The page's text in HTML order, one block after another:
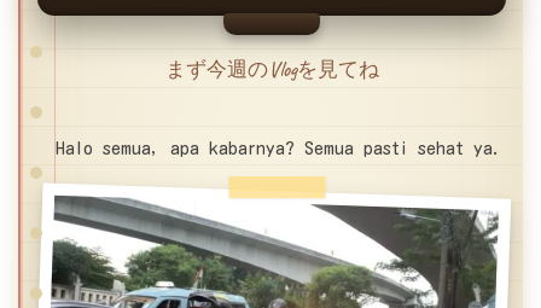
まず今週のVlogを見てね
Halo semua, apa kabarnya? Semua pasti sehat ya.